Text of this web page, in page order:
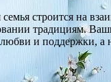
строится на
традициям.
и поддержки, а